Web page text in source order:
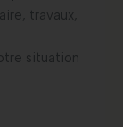
travaux,
situation